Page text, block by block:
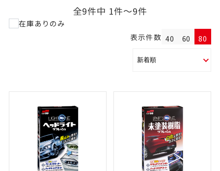
全9件中 1件～9件
在庫ありのみ
表示件数 40 60 80